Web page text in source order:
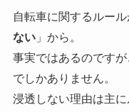
自転車に関するルー
ない」から。
事実ではあるのです
でしかありません。
浸透しない理由は主